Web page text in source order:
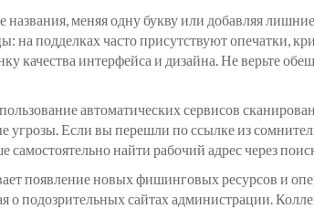
меняя одну букву или добавляя
на подделках часто присутствуют опечатки,
качества интерфейса и дизайна. Не верьте
автоматических сервисов
угрозы. Если вы перешли по ссылке из
самостоятельно найти рабочий адрес через
появление новых фишинговых ресурсов и
о подозрительных сайтах администрации.